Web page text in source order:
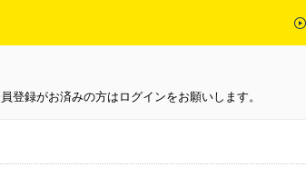
登録がお済みの方はログインをお願いします。